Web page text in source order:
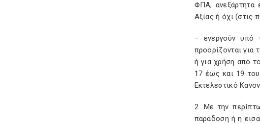
ΦΠΑ, ανεξάρτητα
Αξίας ή όχι (στις
– ενεργούν υπό
προορίζονται για
ή για χρήση από
17 έως και 19
Εκτελεστικό
2. Με την
παράδοση ή η